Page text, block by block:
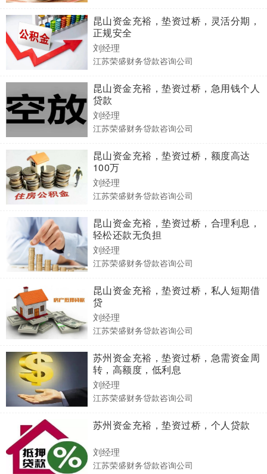
昆山资金充裕，垫资过桥，灵活分期，
正规安全
刘经理
江苏荣盛财务贷款咨询公司
昆山资金充裕，垫资过桥，急用钱个人
贷款
刘经理
江苏荣盛财务贷款咨询公司
昆山资金充裕，垫资过桥，额度高达
100万
刘经理
江苏荣盛财务贷款咨询公司
昆山资金充裕，垫资过桥，合理利息，
轻松还款无负担
刘经理
江苏荣盛财务贷款咨询公司
昆山资金充裕，垫资过桥，私人短期借
贷
刘经理
江苏荣盛财务贷款咨询公司
苏州资金充裕，垫资过桥，急需资金周
转，高额度，低利息
刘经理
江苏荣盛财务贷款咨询公司
苏州资金充裕，垫资过桥，个人贷款
刘经理
江苏荣盛财务贷款咨询公司